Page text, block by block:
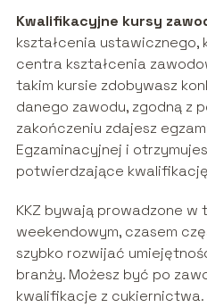
Kwalifikacyjne kursy
kształcenia ustawicznego,
centra kształcenia
takim kursie zdobywasz
danego zawodu, zgodną z
zakończeniu zdajesz
Egzaminacyjnej i
potwierdzające
KKZ bywają prowadzone
weekendowym, czasem
szybko rozwijać
branży. Możesz być po
kwalifikacje z cukiernictwa.